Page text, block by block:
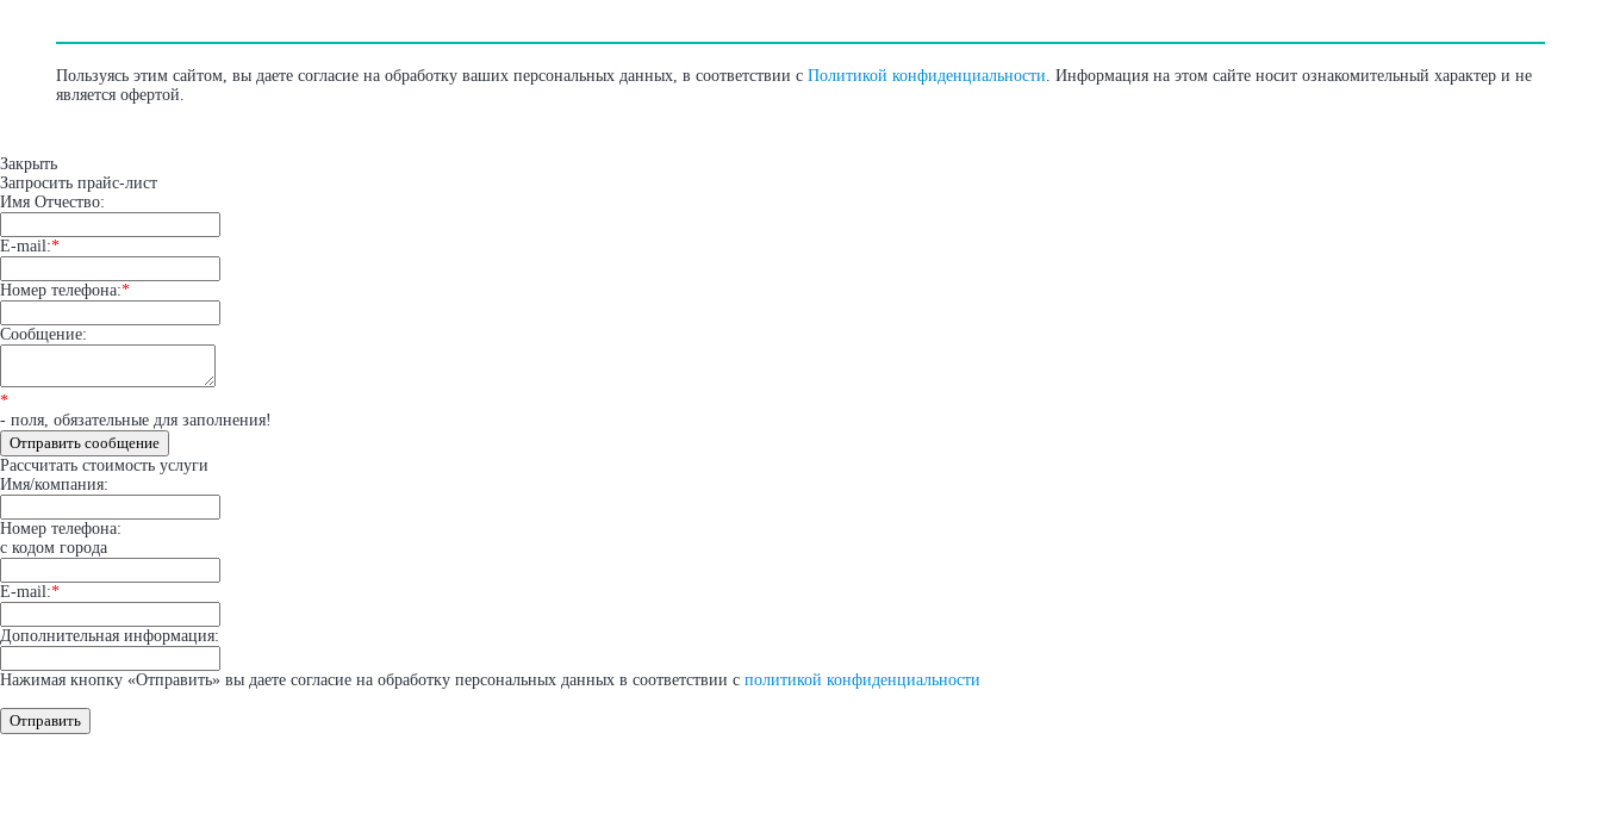
Пользуясь этим сайтом, вы даете согласие на обработку ваших персональных данных, в соответствии сПолитикой конфиденциальности. Информация на этом сайте носит ознакомительный характер и не
является офертой.
Закрыть
Запросить прайс-лист
Имя Отчество:
E-mail:*
Номер телефона:*
Сообщение:
*
- поля, обязательные для заполнения!
Отправить сообщение
Рассчитать стоимость услуги
Имя/компания:
Номер телефона:
с кодом города
E-mail:*
Дополнительная информация:
Нажимая кнопку «Отправить» вы даете согласие на обработку персональных данных в соответствии с политикой конфиденциальности
Отправить